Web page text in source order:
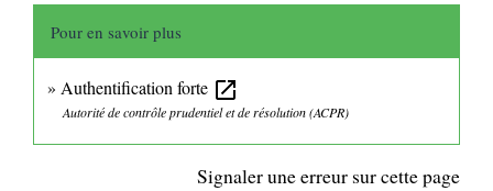
Pour en savoir plus
Authentification forte open_in_new
Autorité de contrôle prudentiel et de résolution (ACPR)
Signaler une erreur sur cette page